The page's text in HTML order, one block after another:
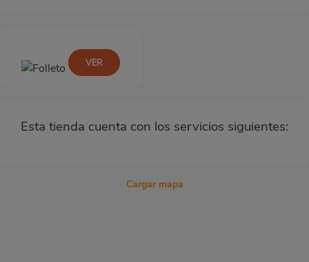
Esta tienda cuenta con los servicios siguientes:
VER
Cargar mapa